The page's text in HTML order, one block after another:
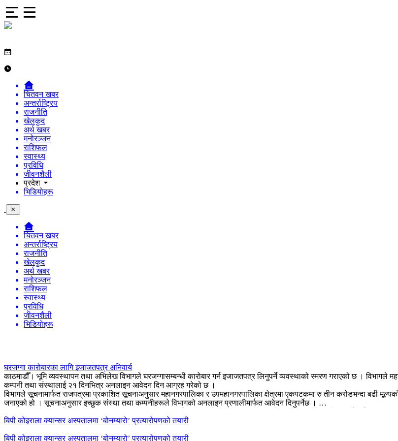
चितवन खबर
अन्तर्राष्ट्रिय
राजनीति
खेलकुद
अर्थ खबर
मनोरञ्जन
राशिफल
स्वास्थ्य
प्रविधि
जीवनशैली
प्रदेश
भिडियोहरू
चितवन खबर
अन्तर्राष्ट्रिय
राजनीति
खेलकुद
अर्थ खबर
मनोरञ्जन
राशिफल
स्वास्थ्य
प्रविधि
जीवनशैली
भिडियोहरू
घरजग्गा कारोबारका लागि इजाजतपत्र अनिवार्य
काठमाडौँ। भूमि व्यवस्थापन तथा अभिलेख विभागले घरजग्गासम्बन्धी कारोबार गर्न इजाजतपत्र लिनुपर्ने व्यवस्थाको स्मरण गराएको छ । विभागले
कम्पनी तथा संस्थालाई २१ दिनभित्र अनलाइन आवेदन दिन आग्रह गरेको छ ।
विभागले सूचनामार्फत राजपत्रमा प्रकाशित सूचनाअनुसार महानगरपालिका र उपमहानगरपालिका क्षेत्रमा एकपटकमा रु तीन करोडभन्दा बढी
जनाएको हो । सूचनाअनुसार इच्छुक संस्था तथा कम्पनीहरूले विभागको अनलाइन प्रणालीमार्फत आवेदन दिनुपर्नेछ ।
लाख दस्तुर तिर्नुपर्ने व्यवस्था गरिएको छ ।
अनलाइन आवेदनसँगै पेस गरिएका कागजातको एक–एक प्रति प्रिन्ट गरी विभागमा बुझाउनुपर्ने व्यवस्था गरिएको छ । आवेदन दर्तापछि सम्बन्धित
बिपी कोइराला क्यान्सर अस्पतालमा ‘बोनम्यारो’ प्रत्यारोपणको तयारी
बिपी कोइराला क्यान्सर अस्पतालमा ‘बोनम्यारो’ प्रत्यारोपणको तयारी